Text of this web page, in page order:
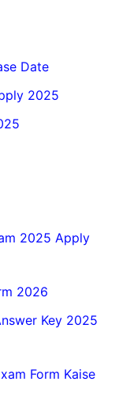
Date
2025
2025 Apply
2026
Key 2025
Form Kaise